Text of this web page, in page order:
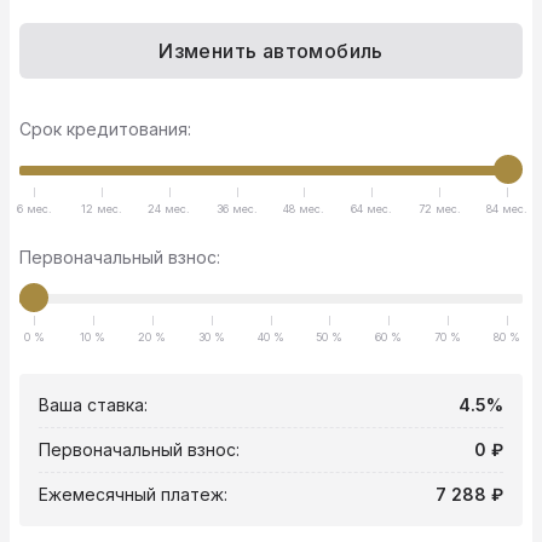
Изменить автомобиль
Срок кредитования:
6 мес. 12 мес. 24 мес. 36 мес. 48 мес. 64 мес. 72 мес. 84 мес.
Первоначальный взнос:
0 % 10 % 20 % 30 % 40 % 50 % 60 % 70 % 80 %
Ваша ставка: 4.5%
Первоначальный взнос: 0 ₽
Ежемесячный платеж: 7 288 ₽